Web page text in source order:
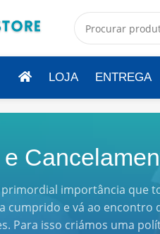
LOJA ENTREGA
primordial importância que
cumprido e vá ao encontro
Para isso criámos uma